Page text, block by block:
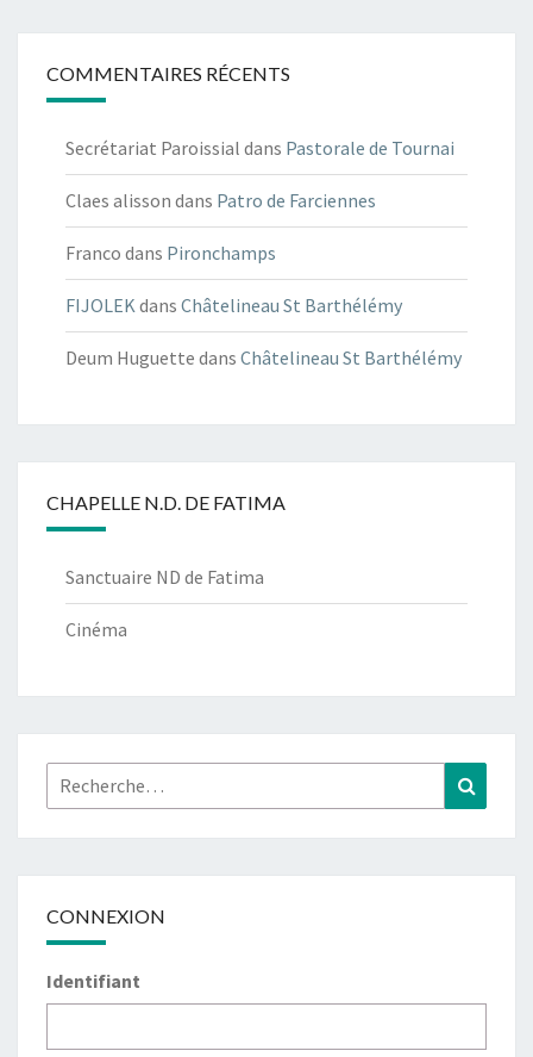
COMMENTAIRES RÉCENTS
Secrétariat Paroissial dans Pastorale de Tournai
Claes alisson dans Patro de Farciennes
Franco dans Pironchamps
FIJOLEKdans Châtelineau St Barthélémy
Deum Huguette dans Châtelineau St Barthélémy
CHAPELLE N.D. DE FATIMA
Sanctuaire ND de Fatima
Cinéma
Rechercher :
CONNEXION
Identifiant